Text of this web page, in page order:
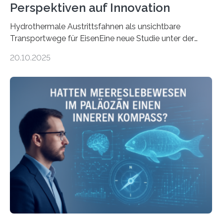
Perspektiven auf Innovation
Hydrothermale Austrittsfahnen als unsichtbare
Transportwege für EisenEine neue Studie unter der
Umweltwissenschaften der Universität Bremen –
Stoffkreislauf im Ozean prägen. Die Überblicksstudie
mit dem Titel „Iron’s Irony“ ist in Communications Earth
& Environment erschienen. Die Studie fasst bestehende
Forschungsergebnisse zusammen und interpretiert sie
neu, um zu erklären, wie Eisen, das aus hydrothermalen
Systemen freigesetzt wird, über ganze Ozeanbecken
transportiert werden kann. „Das…
20.10.2025